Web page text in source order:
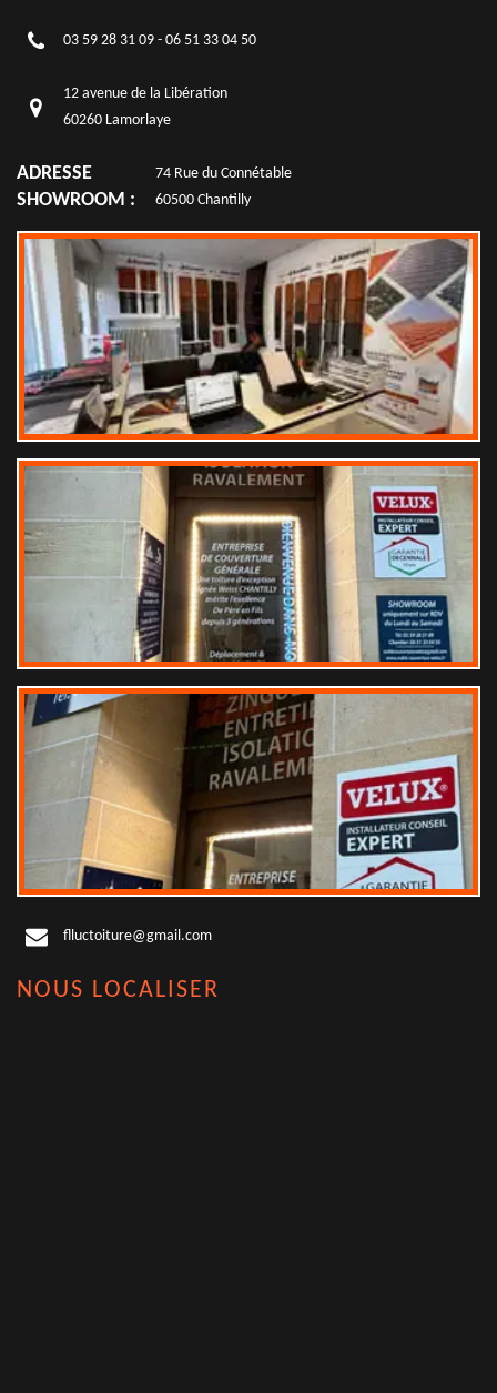
03 59 28 31 09 - 06 51 33 04 50
12 avenue de la Libération
60260 Lamorlaye
ADRESSE
SHOWROOM :
74 Rue du Connétable
60500 Chantilly
flluctoiture@gmail.com
NOUS LOCALISER